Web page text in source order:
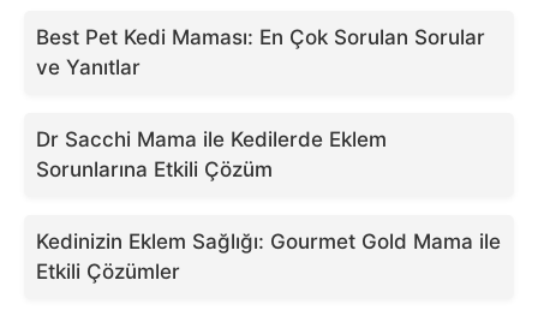
Best Pet Kedi Maması: En Çok Sorulan Sorular
ve Yanıtlar
Dr Sacchi Mama ile Kedilerde Eklem
Sorunlarına Etkili Çözüm
Kedinizin Eklem Sağlığı: Gourmet Gold Mama ile
Etkili Çözümler